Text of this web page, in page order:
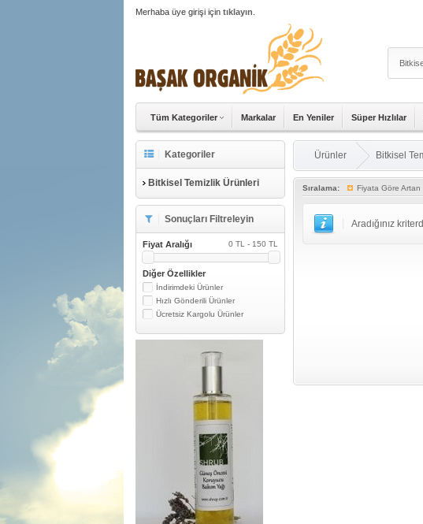
Merhaba üye girişi için tıklayın
Tüm Kategoriler Markalar En Yeniler Süper Hızlılar
Kategoriler
Bitkisel Temizlik Ürünleri
Sonuçları Filtreleyin
Fiyat Aralığı 0 TL - 150 TL
Diğer Özellikler
İndirimdeki Ürünler
Hızlı Gönderili Ürünler
Ücretsiz Kargolu Ürünler
Ürünler Bitkisel
Sıralama: Fiyata Göre Artan
Aradığınız